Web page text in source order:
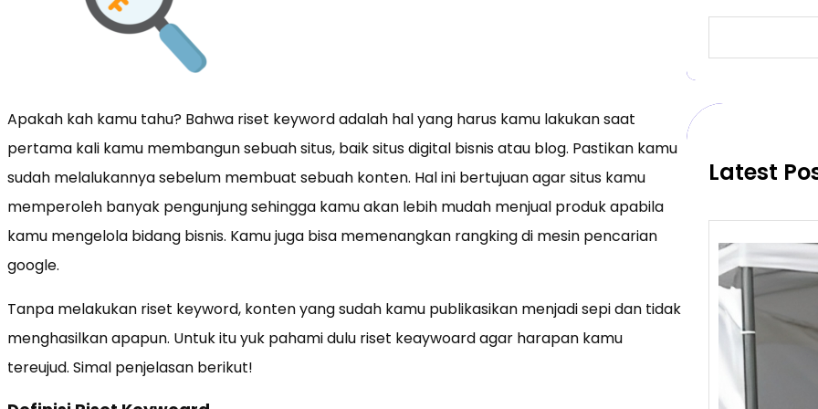
Apakah kah kamu tahu? Bahwa riset keyword adalah hal yang harus kamu lakukan saat
pertama kali kamu membangun sebuah situs, baik situs digital bisnis atau blog. Pastikan kamu
sudah melalukannya sebelum membuat sebuah konten. Hal ini bertujuan agar situs kamu
memperoleh banyak pengunjung sehingga kamu akan lebih mudah menjual produk apabila
kamu mengelola bidang bisnis. Kamu juga bisa memenangkan rangking di mesin pencarian
google.
Tanpa melakukan riset keyword, konten yang sudah kamu publikasikan menjadi sepi dan tidak
menghasilkan apapun. Untuk itu yuk pahami dulu riset keaywoard agar harapan kamu
tereujud. Simal penjelasan berikut!
a
c
Latest